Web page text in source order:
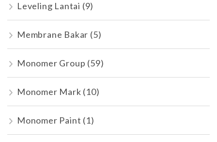
Leveling Lantai (9)
Membrane Bakar (5)
Monomer Group (59)
Monomer Mark (10)
Monomer Paint (1)